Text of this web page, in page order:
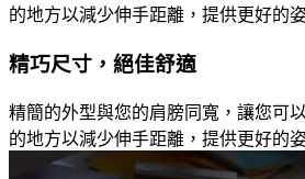
的地方以減少伸手距離，提供更好的
精巧尺寸，絕佳舒適
精簡的外型與您的肩膀同寬，讓您可
的地方以減少伸手距離，提供更好的